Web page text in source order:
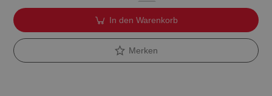
In den Warenkorb
Merken